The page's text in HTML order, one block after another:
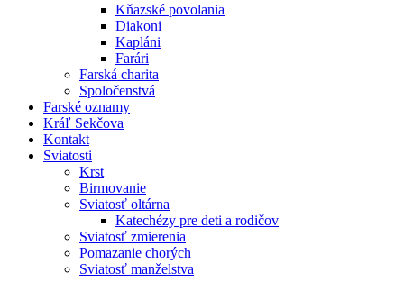
Kňazské povolania
Diakoni
Kapláni
Farári
Farská charita
Spoločenstvá
Farské oznamy
Kráľ Sekčova
Kontakt
Sviatosti
Krst
Birmovanie
Sviatosť oltárna
Katechézy pre deti a rodičov
Sviatosť zmierenia
Pomazanie chorých
Sviatosť manželstva